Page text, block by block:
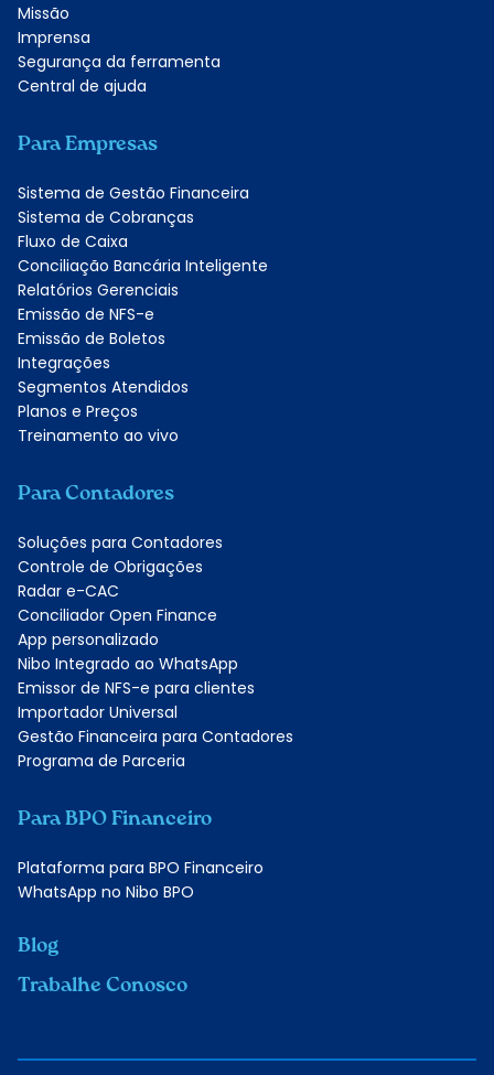
Missão
Imprensa
Segurança da ferramenta
Central de ajuda
Para Empresas
Sistema de Gestão Financeira
Sistema de Cobranças
Fluxo de Caixa
Conciliação Bancária Inteligente
Relatórios Gerenciais
Emissão de NFS-e
Emissão de Boletos
Integrações
Segmentos Atendidos
Planos e Preços
Treinamento ao vivo
Para Contadores
Soluções para Contadores
Controle de Obrigações
Radar e-CAC
Conciliador Open Finance
App personalizado
Nibo Integrado ao WhatsApp
Emissor de NFS-e para clientes
Importador Universal
Gestão Financeira para Contadores
Programa de Parceria
Para BPO Financeiro
Plataforma para BPO Financeiro
WhatsApp no Nibo BPO
Blog
Trabalhe Conosco